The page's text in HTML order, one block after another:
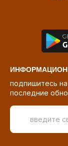
подпишитесь
последние